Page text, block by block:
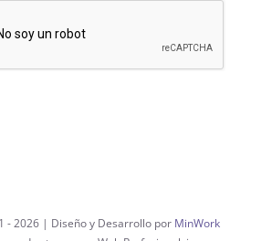
-2026 | Diseño y Desarrollo por MinWork